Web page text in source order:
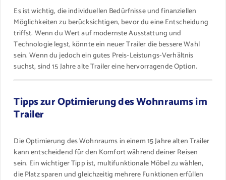
Es ist wichtig, die individuellen Bedürfnisse und finanziellen
Möglichkeiten zu berücksichtigen, bevor du eine Entscheidung
triffst. Wenn du Wert auf modernste Ausstattung und
Technologie legst, könnte ein neuer Trailer die bessere Wahl
sein. Wenn du jedoch ein gutes Preis-Leistungs-Verhältnis
suchst, sind 15 Jahre alte Trailer eine hervorragende Option.
Tipps zur Optimierung des Wohnraums im
Trailer
Die Optimierung des Wohnraums in einem 15 Jahre alten Trailer
kann entscheidend für den Komfort während deiner Reisen
sein. Ein wichtiger Tipp ist, multifunktionale Möbel zu wählen,
die Platz sparen und gleichzeitig mehrere Funktionen erfüllen